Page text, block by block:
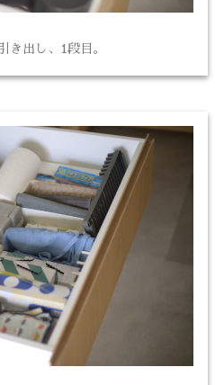
き出し、1段目。